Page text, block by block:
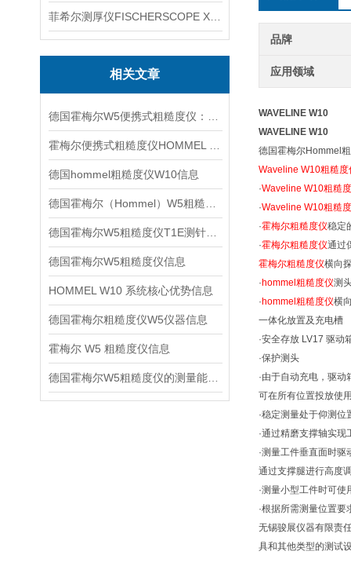
相关文章
德国hommel粗糙度仪W10信息
德国霍梅尔W5粗糙度仪信息
HOMMEL W10 系统核心优势信息
德国霍梅尔粗糙度仪W5仪器信息
霍梅尔 W5 粗糙度仪信息
品牌
应用领域
WAVELINE W10
WAVELINE W10
德国霍梅尔Hommel
Waveline W10粗糙度
·Waveline W10粗糙
·Waveline W10粗糙
·霍梅尔粗糙度仪稳定
·霍梅尔粗糙度仪通过
霍梅尔粗糙度仪横向
·hommel粗糙度仪测
·hommel粗糙度仪横
一体化放置及充电槽
·安全存放 LV17 驱动
·保护测头
·由于自动充电，驱
可在所有位置投放使
·稳定测量处于仰测位
·通过精磨支撑轴实现
·测量工件垂直面时
通过支撑腿进行高度
·测量小型工件时可
·根据所需测量位置要
无锡骏展仪器有限责
具和其他类型的测试